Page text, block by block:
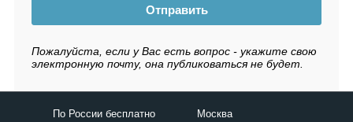
Отправить
Пожалуйста, если у Вас есть вопрос - укажите свою
электронную почту, она публиковаться не будет.
По России бесплатно Москва